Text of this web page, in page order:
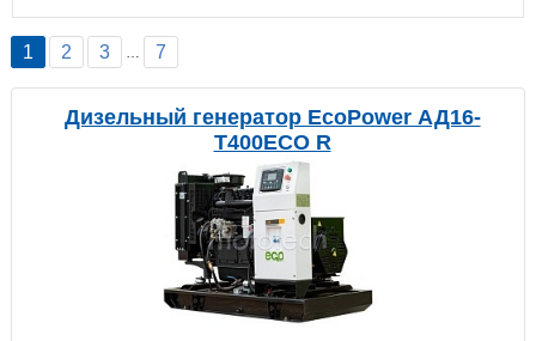
1 2 3 … 7
Дизельный генератор EcoPower АД16-
T400ECO R